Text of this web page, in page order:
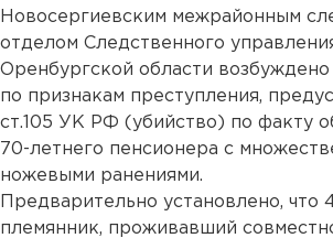
Новосергиевским межрайонным
отделом Следственного
Оренбургской области
по признакам преступления,
ст.105 УК РФ (убийство) по факту
70-летнего пенсионера с
ножевыми ранениями.
Предварительно установлено, что
племянник, проживавший